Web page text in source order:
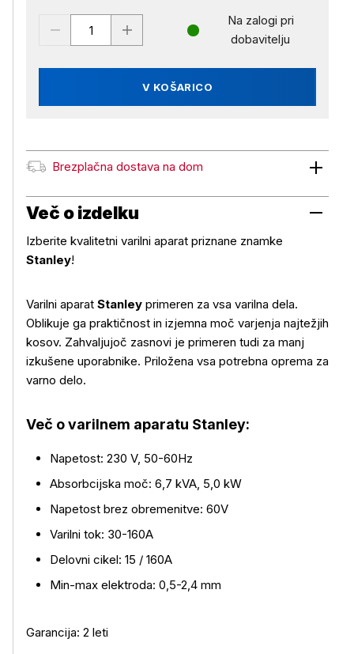
V KOŠARICO
Na zalogi pri
dobavitelju
Brezplačna dostava na dom
Brezplačna dostava na dom
Več o izdelku
Izberite kvalitetni varilni aparat priznane znamke
Stanley!
Varilni aparat Stanley primeren za vsa varilna dela.
Oblikuje ga praktičnost in izjemna moč varjenja najtežjih
kosov. Zahvaljujoč zasnovi je primeren tudi za manj
izkušene uporabnike. Priložena vsa potrebna oprema za
varno delo.
Več o varilnem aparatu Stanley:
Napetost: 230 V, 50-60Hz
Absorbcijska moč: 6,7 kVA, 5,0 kW
Napetost brez obremenitve: 60V
Varilni tok: 30-160A
Delovni cikel: 15 / 160A
Min-max elektroda: 0,5-2,4 mm
Garancija: 2 leti